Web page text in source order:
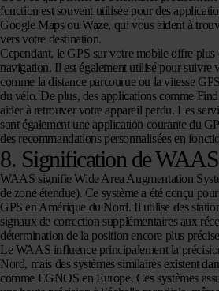
fonction est souvent utilisée pour des
Google Maps ou Waze, qui vous aident à
vers votre destination.
Cependant, le GPS sur votre mobile offre plus
navigation. Il est également utilisé pour suivre
comme la distance parcourue ou la vitesse
du vélo. De plus, des applications comme
aider à retrouver votre appareil perdu. Les
sont également une application courante du
des recommandations personnalisées en
8. Signification de WAAS
WAAS signifie Wide Area Augmentation
de zone étendue). Ce système a été conçu
GPS en Amérique du Nord. Il utilise des
signaux de correction supplémentaires aux
détermination de la position encore plus
Le WAAS influence principalement la
Nord, mais des systèmes similaires existent
comme EGNOS en Europe. Ces systèmes